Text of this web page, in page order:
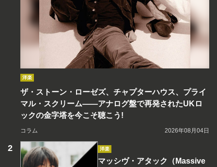
洋楽
ザ・ストーン・ローゼズ、チャプターハウス、プライ
マル・スクリーム――アナログ盤で再発されたUKロ
ックの金字塔を今こそ聴こう!
コラム 2026年08月04日
洋楽
マッシヴ・アタック（Massive